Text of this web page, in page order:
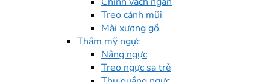
Treo cánh mũi
Mài xương gồ
Thẩm mỹ ngực
Nâng ngực
Treo ngực sa trễ